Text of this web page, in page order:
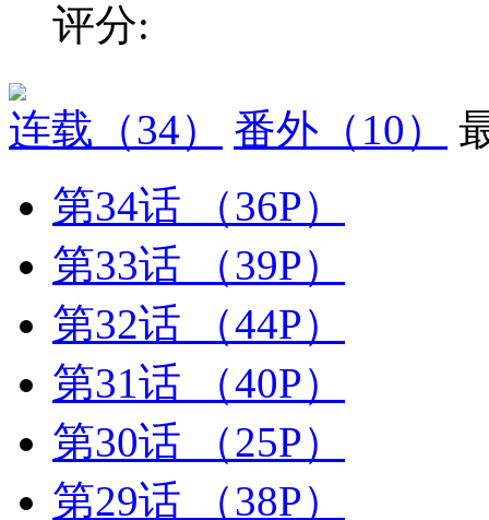
评分:
连载 （34） 番外 （10）
第34话
（36P）
第33话
（39P）
第32话
（44P）
第31话
（40P）
第30话
（25P）
第29话
（38P）